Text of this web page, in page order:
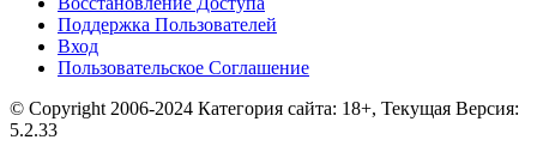
Поддержка Пользователей
Вход
Пользовательское Соглашение
© Copyright 2006-2024 Категория сайта: 18+, Текущая Версия:
5.2.33